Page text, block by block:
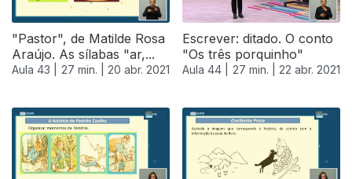
"Pastor", de Matilde Rosa
Araújo. As sílabas "ar,...
Aula 43 | 27 min. | 20 abr. 2021
Escrever: ditado. O conto
"Os três porquinho"
Aula 44 | 27 min. | 22 abr. 2021